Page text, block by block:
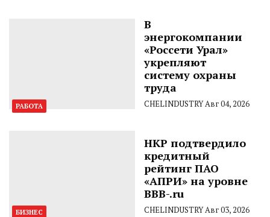
РАБОТА
В
энергокомпании
«Россети Урал»
укрепляют
систему охраны
труда
CHELINDUSTRYАвг 04, 2026
БИЗНЕС
НКР подтвердило
кредитный
рейтинг ПАО
«АПРИ» на уровне
BBB-.ru
CHELINDUSTRYАвг 03, 2026